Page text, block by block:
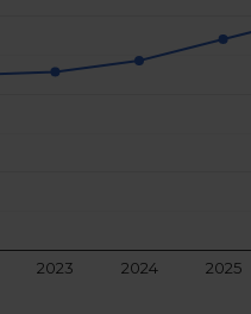
2023 2024 2025